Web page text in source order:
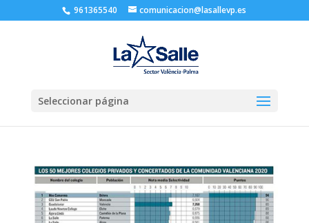
961365540 comunicacion@lasallevp.es
Seleccionar página